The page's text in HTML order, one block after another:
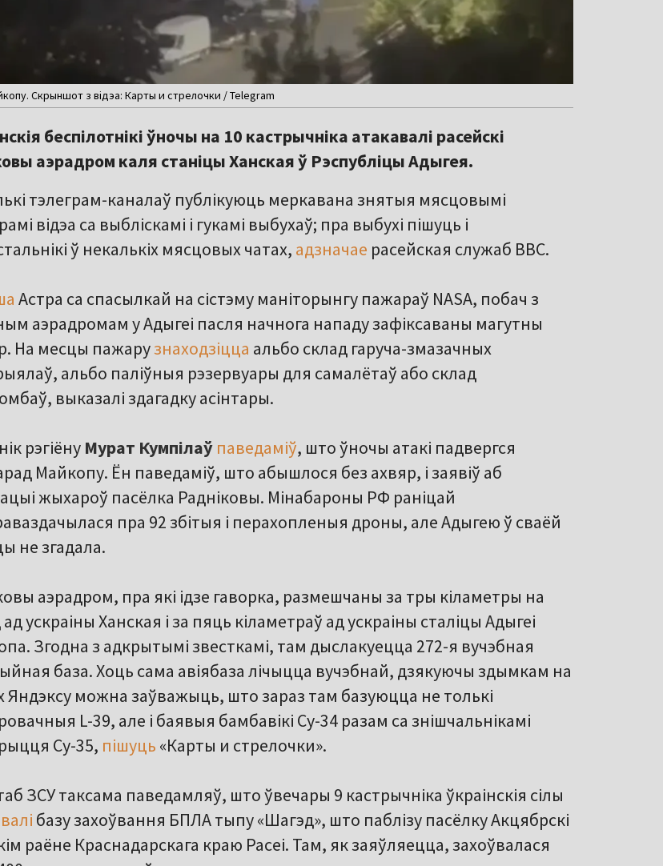
Скрыншот з відэа: Карты и стрелочки / Telegram
беспілотнікі ўночы на 10 кастрычніка атакавалі расейскі
аэрадром каля станіцы Ханская ў Рэспубліцы Адыгея.
тэлеграм-каналаў публікуюць меркавана знятыя мясцовымі
відэа са выбліскамі і гукамі выбухаў; пра выбухі пішуць і
ў некалькіх мясцовых чатах, адзначае расейская служаб BBC.
Астра са спасылкай на сістэму маніторынгу пажараў NASA, побач з
аэрадромам у Адыгеі пасля начнога нападу зафіксаваны магутны
На месцы пажарузнаходзіцца альбо склад гаруча-змазачных
альбо паліўныя рэзервуары для самалётаў або склад
выказалі здагадку асінтары.
рэгіёну Мурат Кумпілаў паведаміў, што ўночы атакі падвергся
Майкопу. Ён паведаміў, што абышлося без ахвяр, і заявіў аб
жыхароў пасёлка Радніковы. Мінабароны РФ раніцай
пра 92 збітыя і перахопленыя дроны, але Адыгею ў сваёй
не згадала.
аэрадром, пра які ідзе гаворка, размешчаны за тры кіламетры на
ускраіны Ханская і за пяць кіламетраў ад ускраіны сталіцы Адыгеі
Згодна з адкрытымі звесткамі, там дыслакуецца 272-я вучэбная
база. Хоць сама авіябаза лічыцца вучэбнай, дзякуючы здымкам на
Яндэксу можна заўважыць, што зараз там базуюцца не толькі
L-39, але і баявыя бамбавікі Су-34 разам са знішчальнікамі
Су-35, пішуць «Карты и стрелочки».
ЗСУ таксама паведамляў, што ўвечары 9 кастрычніка ўкраінскія сілы
базу захоўвання БПЛА тыпу «Шагэд», што паблізу пасёлку Акцябрскі
раёне Краснадарскага краю Расеі. Там, як заяўляецца, захоўвалася